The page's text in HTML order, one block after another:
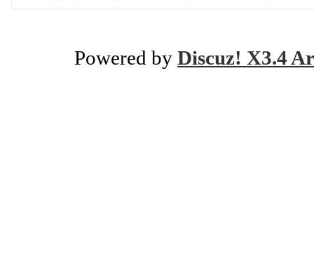
Powered by Discuz! X3.4